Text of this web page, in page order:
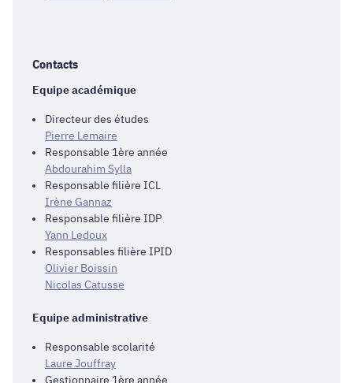
Contacts
Equipe académique
Directeur des études
Pierre Lemaire
Responsable 1ère année
Abdourahim Sylla
Responsable filière ICL
Irène Gannaz
Responsable filière IDP
Yann Ledoux
Responsables filière IPID
Olivier Boissin
Nicolas Catusse
Equipe administrative
Responsable scolarité
Laure Jouffray
Gestionnaire 1ère année